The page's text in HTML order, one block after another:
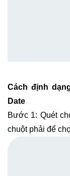
Cách định
Date
Bước 1: Quét
chuột phải để